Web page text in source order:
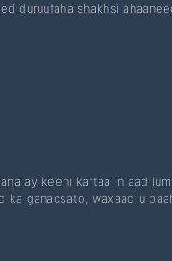
duruufaha shakhsi
ay keeni kartaa in aad
ganacsato, waxaad u